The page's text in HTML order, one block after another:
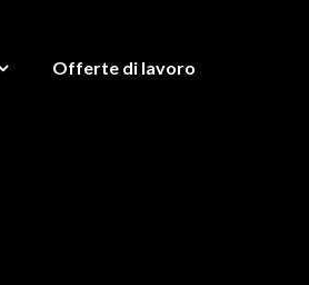
Offerte di lavoro